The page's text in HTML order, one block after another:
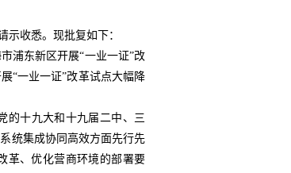
示收悉。现批复如下：
浦东新区开展“一业一证”改
“一业一证”改革试点大幅降
的十九大和十九届二中、三
统集成协同高效方面先行先
革、优化营商环境的部署要